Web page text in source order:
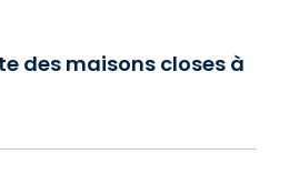
des maisons closes à